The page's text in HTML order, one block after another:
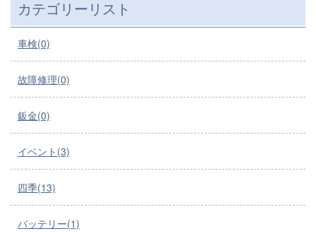
カテゴリーリスト
車検(0)
故障修理(0)
鈑金(0)
イベント(3)
四季(13)
バッテリー(1)